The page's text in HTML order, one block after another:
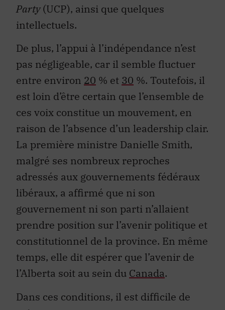
Party(UCP), ainsi que quelques
intellectuels.
De plus, l’appui à l’indépendance n’est
pas négligeable, car il semble fluctuer
entre environ 20 % et 30 %. Toutefois, il
est loin d’être certain que l’ensemble de
ces voix constitue un mouvement, en
raison de l’absence d’un leadership clair.
La première ministre Danielle Smith,
malgré ses nombreux reproches
adressés aux gouvernements fédéraux
libéraux, a affirmé que ni son
gouvernement ni son parti n’allaient
prendre position sur l’avenir politique et
constitutionnel de la province. En même
temps, elle dit espérer que l’avenir de
l’Alberta soit au sein du Canada.
Dans ces conditions, il est difficile de